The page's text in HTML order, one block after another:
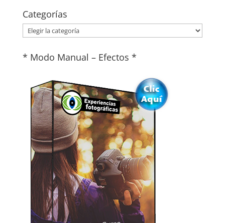
Categorías
Categorías
* Modo Manual – Efectos *